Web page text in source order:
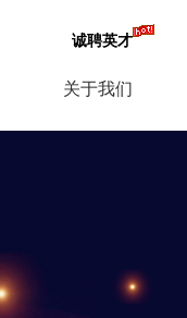
诚聘英才
关于我们